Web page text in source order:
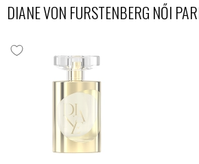
DIANE VON FURSTENBERG NŐI